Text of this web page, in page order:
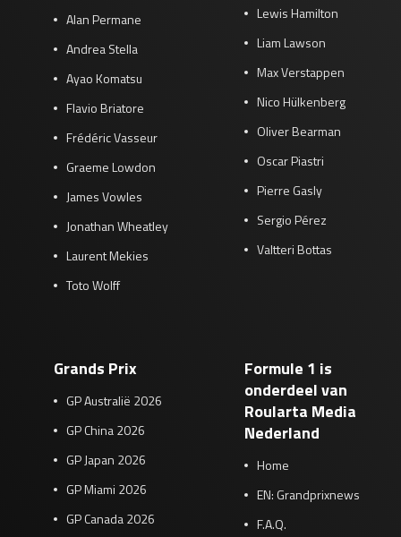
Alan Permane
Andrea Stella
Ayao Komatsu
Flavio Briatore
Frédéric Vasseur
Graeme Lowdon
James Vowles
Jonathan Wheatley
Laurent Mekies
Toto Wolff
Lewis Hamilton
Liam Lawson
Max Verstappen
Nico Hülkenberg
Oliver Bearman
Oscar Piastri
Pierre Gasly
Sergio Pérez
Valtteri Bottas
Grands Prix
GP Australië 2026
GP China 2026
GP Japan 2026
GP Miami 2026
GP Canada 2026
Formule 1 is
onderdeel van
Roularta Media
Nederland
Home
EN: Grandprixnews
F.A.Q.